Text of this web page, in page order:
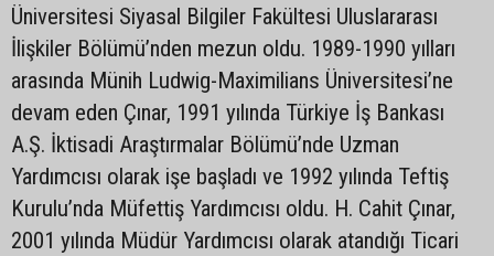
Üniversitesi Siyasal Bilgiler Fakültesi Uluslararası
İlişkiler Bölümü’nden mezun oldu. 1989-1990 yılları
arasında Münih Ludwig-Maximilians Üniversitesi’ne
devam eden Çınar, 1991 yılında Türkiye İş Bankası
A.Ş. İktisadi Araştırmalar Bölümü’nde Uzman
Yardımcısı olarak işe başladı ve 1992 yılında Teftiş
Kurulu’nda Müfettiş Yardımcısı oldu. H. Cahit Çınar,
2001 yılında Müdür Yardımcısı olarak atandığı Ticari